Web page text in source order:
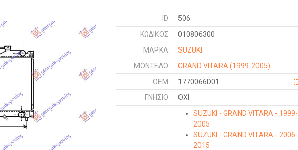
ID:
506
ΚΩΔΙΚΌΣ:
010806300
ΜΑΡΚΑ:
SUZUKI
ΜΟΝΤΕΛΟ:
GRAND VITARA (1999-2005)
OEM:
1770066D01
ΓΝΉΣΙΟ:
ΟΧΙ
SUZUKI - GRAND VITARA - 1999-
2005
SUZUKI - GRAND VITARA - 2006-
2015